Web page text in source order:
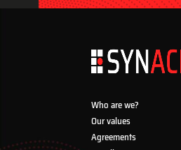
Who are we?
Our values
Agreements